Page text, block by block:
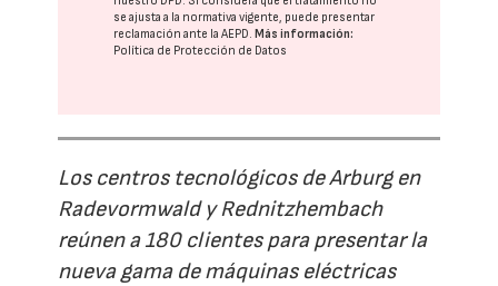
se ajusta a la normativa vigente, puede presentar
reclamación ante laAEPD.Más información:
Política de Protección de Datos
Los centros tecnológicos de Arburg en
Radevormwald y Rednitzhembach
reúnen a 180 clientes para presentar la
nueva gama de máquinas eléctricas